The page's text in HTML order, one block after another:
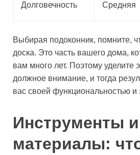
Долговечность Средняя
Выбирая подоконник, помните,
доска. Это часть вашего дома,
вам много лет. Поэтому уделите
должное внимание, и тогда
вас своей функциональностью и
Инструменты и
материалы: